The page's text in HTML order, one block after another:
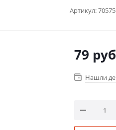
Артикул:
79
Нашли